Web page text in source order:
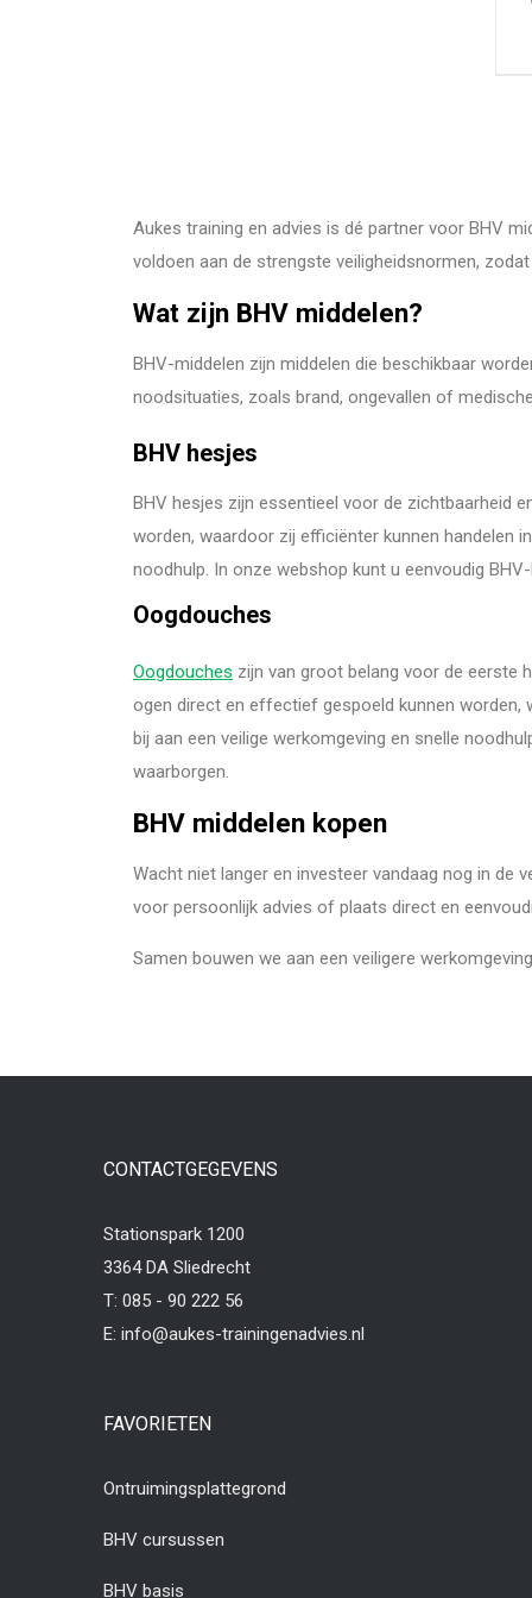
Aukes training en advies is dé partner voor BHV
voldoen aan de strengste veiligheidsnormen,
Wat zijn BHV middelen?
BHV-middelen zijn middelen die beschikbaar
noodsituaties, zoals brand, ongevallen of
BHV hesjes
BHV hesjes zijn essentieel voor de zichtbaarheid
worden, waardoor zij efficiënter kunnen handelen
noodhulp. In onze webshop kunt u eenvoudig
Oogdouches
Oogdouches zijn van groot belang voor de eerste
ogen direct en effectief gespoeld kunnen worden,
bij aan een veilige werkomgeving en snelle
waarborgen.
BHV middelen kopen
Wacht niet langer en investeer vandaag nog in de
voor persoonlijk advies of plaats direct en
Samen bouwen we aan een veiligere
CONTACTGEGEVENS
Stationspark 1200
3364 DA Sliedrecht
T: 085 - 90 222 56
E: info@aukes-trainingenadvies.nl
FAVORIETEN
Ontruimingsplattegrond
BHV cursussen
BHV basis